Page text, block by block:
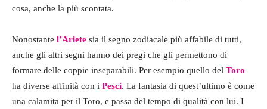
cosa, anche la più scontata.
Nonostante l’Ariete sia il segno zodiacale più affabile di tutti,
anche gli altri segni hanno dei pregi che gli permettono di
formare delle coppie inseparabili. Per esempio quello del Toro
ha diverse affinità con i Pesci. La fantasia di quest’ultimo è come
una calamita per il Toro, e passa del tempo di qualità con lui. I